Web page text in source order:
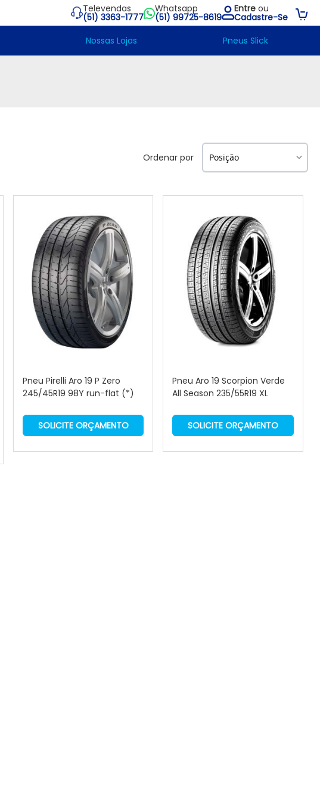
Televendas
(51) 3363-1777
Whatsapp
(51) 99725-8619
Entre ou
Cadastre-Se
Nossas Lojas Pneus Slick
Ordenar por
Pneu Pirelli Aro 19 P Zero
245/45R19 98Y run-flat (*)
SOLICITE ORÇAMENTO
Pneu Aro 19 Scorpion Verde
All Season 235/55R19 XL
SOLICITE ORÇAMENTO